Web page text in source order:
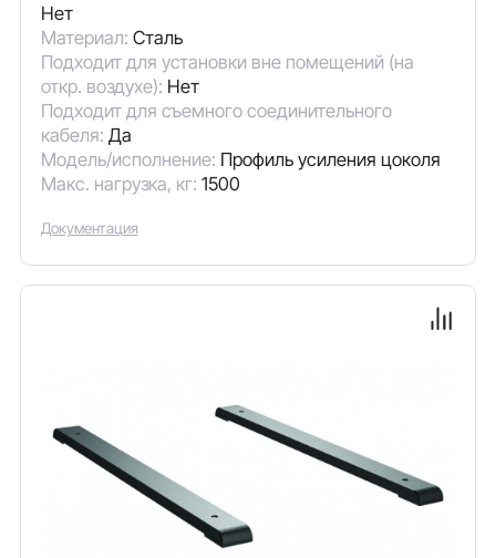
Нет
Материал: Сталь
Подходит для установки вне помещений (на
откр. воздухе): Нет
Подходит для съемного соединительного
кабеля: Да
Модель/исполнение: Профиль усиления цоколя
Макс. нагрузка, кг: 1500
Документация